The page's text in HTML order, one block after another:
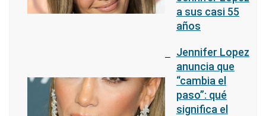
a sus casi 55
años
Jennifer Lopez
anuncia que
“cambia el
paso”: qué
significa el